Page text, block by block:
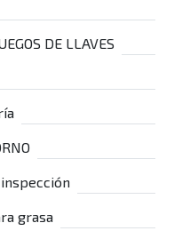
DE LLAVES
grasa